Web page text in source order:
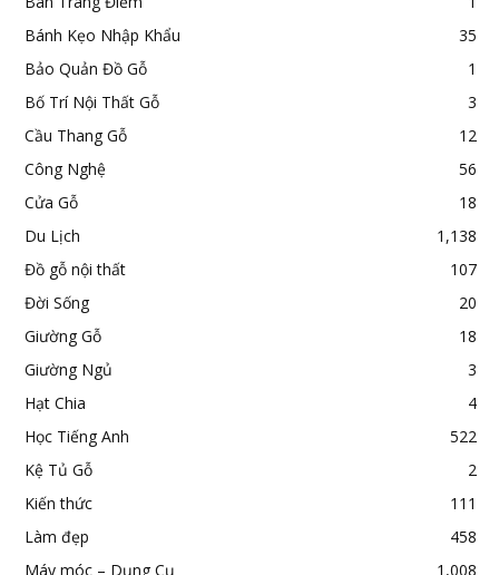
Bánh Kẹo Nhập Khẩu
35
Bảo Quản Đồ Gỗ
1
Bố Trí Nội Thất Gỗ
3
Cầu Thang Gỗ
12
Công Nghệ
56
Cửa Gỗ
18
Du Lịch
1,138
Đồ gỗ nội thất
107
Đời Sống
20
Giường Gỗ
18
Giường Ngủ
3
Hạt Chia
4
Học Tiếng Anh
522
Kệ Tủ Gỗ
2
Kiến thức
111
Làm đẹp
458
Máy móc – Dụng Cụ
1,008